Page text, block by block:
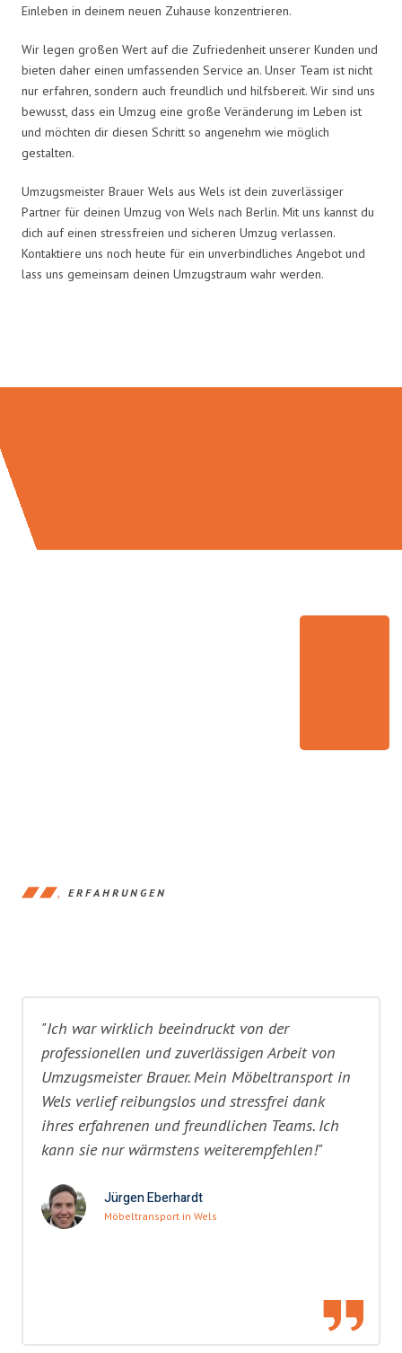
Einleben in deinem neuen Zuhause konzentrieren.
Wir legen großen Wert auf die Zufriedenheit unserer Kunden und
bieten daher einen umfassenden Service an. Unser Team ist nicht
nur erfahren, sondern auch freundlich und hilfsbereit. Wir sind uns
bewusst, dass ein Umzug eine große Veränderung im Leben ist
und möchten dir diesen Schritt so angenehm wie möglich
gestalten.
Umzugsmeister Brauer Wels aus Wels ist dein zuverlässiger
Partner für deinen Umzug von Wels nach Berlin. Mit uns kannst du
dich auf einen stressfreien und sicheren Umzug verlassen.
Kontaktiere uns noch heute für ein unverbindliches Angebot und
lass uns gemeinsam deinen Umzugstraum wahr werden.
ERFAHRUNGEN
"Ich war wirklich beeindruckt von der
professionellen und zuverlässigen Arbeit von
Umzugsmeister Brauer. Mein Möbeltransport in
Wels verlief reibungslos und stressfrei dank
ihres erfahrenen und freundlichen Teams. Ich
kann sie nur wärmstens weiterempfehlen!"
Jürgen Eberhardt
Möbeltransport in Wels